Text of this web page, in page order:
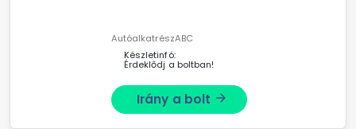
AutóalkatrészABC
Készletinfó:
Érdeklődj a boltban!
Irány a bolt arrow_forward